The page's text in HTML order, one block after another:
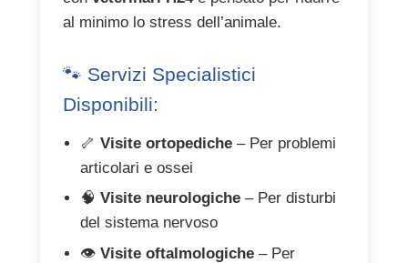
al minimo lo stress dell’animale.
🐾 Servizi Specialistici
Disponibili:
🦴Visite ortopediche – Per problemi
articolari e ossei
🧠Visite neurologiche – Per disturbi
del sistema nervoso
👁️Visite oftalmologiche – Per